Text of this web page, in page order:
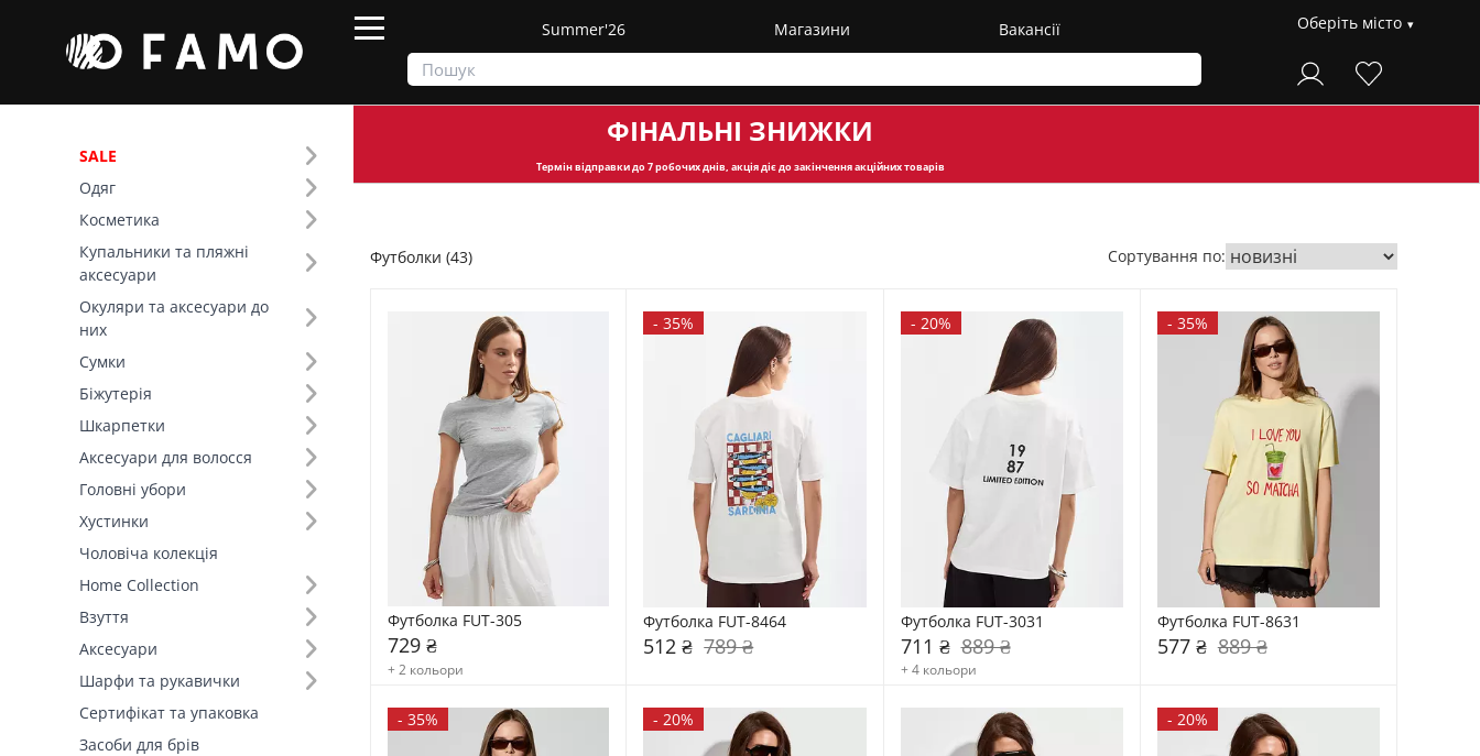
Summer'26 Магазини Вакансії Оберіть місто
SALE
Одяг
Косметика
Купальники та пляжні
аксесуари
Окуляри та аксесуари до
них
Сумки
Біжутерія
Шкарпетки
Аксесуари для волосся
Головні убори
Хустинки
Чоловіча колекція
Home Collection
Взуття
Аксесуари
Шарфи та рукавички
Сертифікат та упаковка
Засоби для брів
ФІНАЛЬНІ ЗНИЖКИ
Термін відправкидо 7 робочих днів, акція діє до закінчення акційних товарів
Футболки
Фільтр
Ціна
SALE
Розмір (7)
Основний колір (14)
Футболки (43) Сортування по:
Футболка FUT-305
729 ₴
+ 2 кольори
-35%
Футболка FUT-8464
512 ₴ 789 ₴
- 20%
Футболка FUT-3031
711 ₴ 889 ₴
+ 4 кольори
- 35%
Футболка FUT-8631
577 ₴ 889 ₴
- 35% -20% - 20%